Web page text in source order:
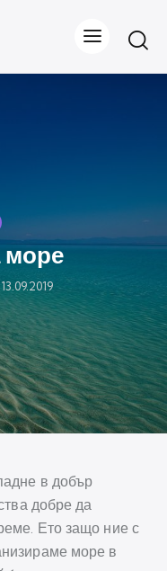
море
13.09.2019
в добър
добре да
Ето защо ние с
море в